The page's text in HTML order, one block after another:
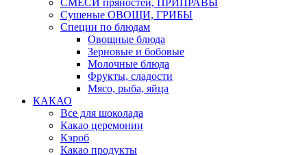
СМЕСИ пряностей, ПРИПРАВЫ
Сушеные ОВОЩИ, ГРИБЫ
Специи по блюдам
Овощные блюда
Зерновые и бобовые
Молочные блюда
Фрукты, сладости
Мясо, рыба, яйца
КАКАО
Все для шоколада
Какао церемонии
Кэроб
Какао продукты